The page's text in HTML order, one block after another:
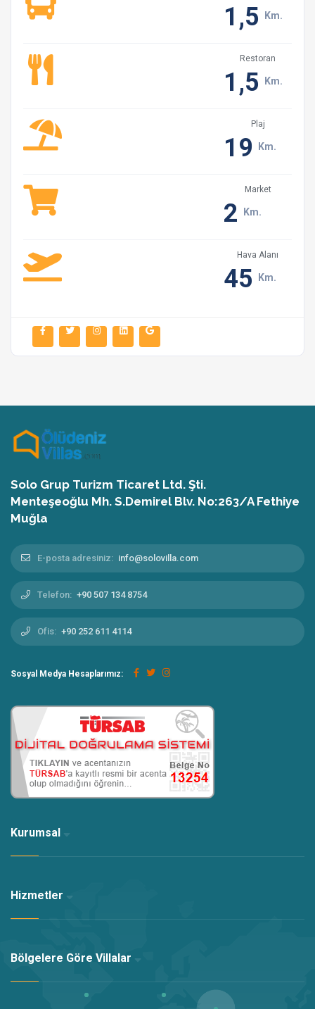
1,5 Km.
Restoran
1,5 Km.
Plaj
19 Km.
Market
2 Km.
Hava Alanı
45 Km.
Solo Grup Turizm Ticaret Ltd. Şti.
Menteşeoğlu Mh. S.Demirel Blv. No:263/A Fethiye
Muğla
E-posta adresiniz: info@solovilla.com
Telefon: +90 507 134 8754
Ofis: +90 252 611 4114
Sosyal Medya Hesaplarımız:
Kurumsal
Hizmetler
Bölgelere Göre Villalar